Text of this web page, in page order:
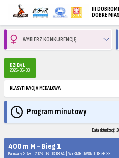
III
DOBRE
DZIEŃ 1
2026-06-03
KLASYFIKACJA MEDALOWA
Program minutowy
Data
400 m M - Bieg 1
Planowany START: 2026-06-03 18:54 | WYSTARTOWANO: 18:56:33